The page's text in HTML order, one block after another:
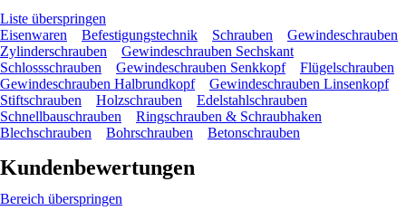
Liste überspringen
Eisenwaren
Befestigungstechnik Schrauben
Gewindeschrauben
Zylinderschrauben
Gewindeschrauben Sechskant
Schlossschrauben
Gewindeschrauben Senkkopf
Flügelschrauben
Gewindeschrauben Halbrundkopf
Gewindeschrauben Linsenkopf
Stiftschrauben
Holzschrauben
Edelstahlschrauben
Schnellbauschrauben
Ringschrauben & Schraubhaken
Blechschrauben
Bohrschrauben Betonschrauben
Kundenbewertungen
Bereich überspringen